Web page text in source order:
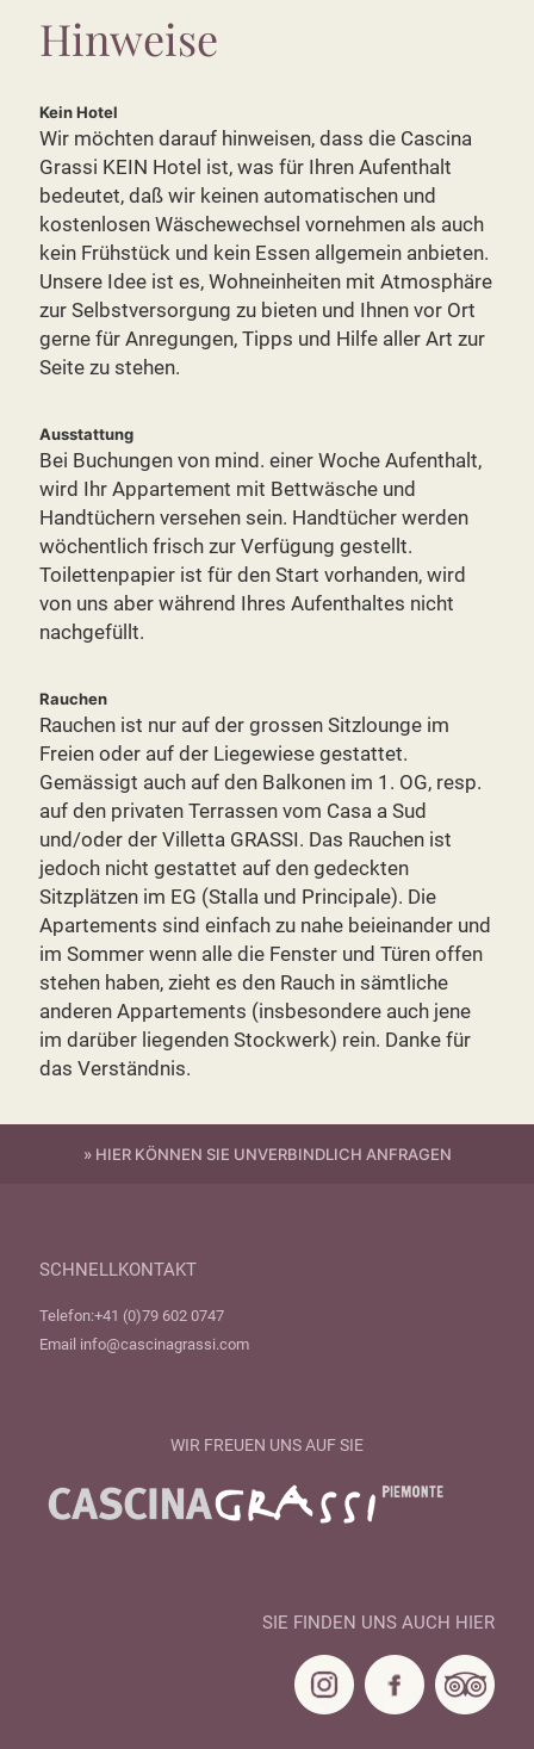
Hinweise
Kein Hotel
Wir möchten darauf hinweisen, dass die Cascina
Grassi KEIN Hotel ist, was für Ihren Aufenthalt
bedeutet, daß wir keinen automatischen und
kostenlosen Wäschewechsel vornehmen als auch
kein Frühstück und kein Essen allgemein anbieten.
Unsere Idee ist es, Wohneinheiten mit Atmosphäre
zur Selbstversorgung zu bieten und Ihnen vor Ort
gerne für Anregungen, Tipps und Hilfe aller Art zur
Seite zu stehen.
Ausstattung
Bei Buchungen von mind. einer Woche Aufenthalt,
wird Ihr Appartement mit Bettwäsche und
Handtüchern versehen sein. Handtücher werden
wöchentlich frisch zur Verfügung gestellt.
Toilettenpapier ist für den Start vorhanden, wird
von uns aber während Ihres Aufenthaltes nicht
nachgefüllt.
Rauchen
Rauchen ist nur auf der grossen Sitzlounge im
Freien oder auf der Liegewiese gestattet.
Gemässigt auch auf den Balkonen im 1. OG, resp.
auf den privaten Terrassen vom Casa a Sud
und/oder der Villetta GRASSI. Das Rauchen ist
jedoch nicht gestattet auf den gedeckten
Sitzplätzen im EG (Stalla und Principale). Die
Apartements sind einfach zu nahe beieinander und
im Sommer wenn alle die Fenster und Türen offen
stehen haben, zieht es den Rauch in sämtliche
anderen Appartements (insbesondere auch jene
im darüber liegenden Stockwerk) rein. Danke für
das Verständnis.
» HIER KÖNNEN SIE UNVERBINDLICH ANFRAGEN
SCHNELLKONTAKT
Telefon:+41 (0)79 602 0747
Email info@cascinagrassi.com
WIR FREUEN UNS AUF SIE
SIE FINDEN UNS AUCH HIER